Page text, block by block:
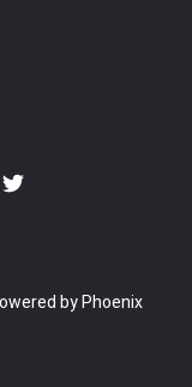
by Phoenix